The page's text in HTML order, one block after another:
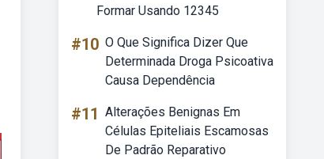
Formar Usando 12345
#10 O Que Significa Dizer Que
Determinada Droga Psicoativa
Causa Dependência
#11 Alterações Benignas Em
Células Epiteliais Escamosas
De Padrão Reparativo